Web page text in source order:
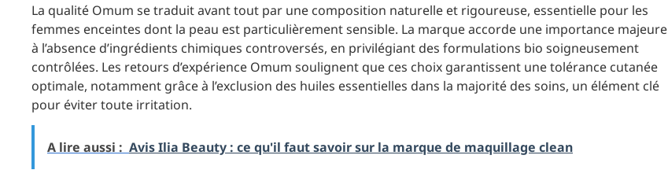
La qualité Omum se traduit avant tout par une composition naturelle et rigoureuse, essentielle pour les
femmes enceintes dont la peau est particulièrement sensible. La marque accorde une importance majeure
à l’absence d’ingrédients chimiques controversés, en privilégiant des formulations bio soigneusement
contrôlées. Les retours d’expérience Omum soulignent que ces choix garantissent une tolérance cutanée
optimale, notamment grâce à l’exclusion des huiles essentielles dans la majorité des soins, un élément clé
pour éviter toute irritation.
A lire aussi : Avis Ilia Beauty : ce qu'il faut savoir sur la marque de maquillage clean